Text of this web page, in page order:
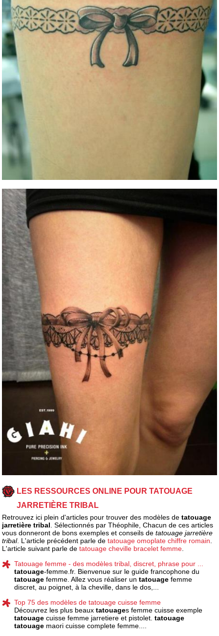
LES RESSOURCES ONLINE POUR TATOUAGE
JARRETIÈRE TRIBAL
Retrouvez ici plein d'articles pour trouver des modèles detatouage
jarretière tribal . Sélectionnés par Théophile, Chacun de ces articles
vous donneront de bons exemples et conseils detatouage jarretière
tribal. L'article précédent parle detatouage omoplate chiffre romain
L'article suivant parle detatouage cheville bracelet femme
Tatouage femme - des modèles tribal, discret, phrase pour ...
tatouage-femme.fr. Bienvenue sur le guide francophone du
tatouage femme. Allez vous réaliser untatouage femme
discret, au poignet, à la cheville, dans le dos,...
Top 75 des modèles de tatouage cuisse femme
Découvrez les plus beauxtatouages femme cuisse exemple
tatouage cuisse femme jarretiere et pistolet.tatouage
tatouage maori cuisse complete femme....